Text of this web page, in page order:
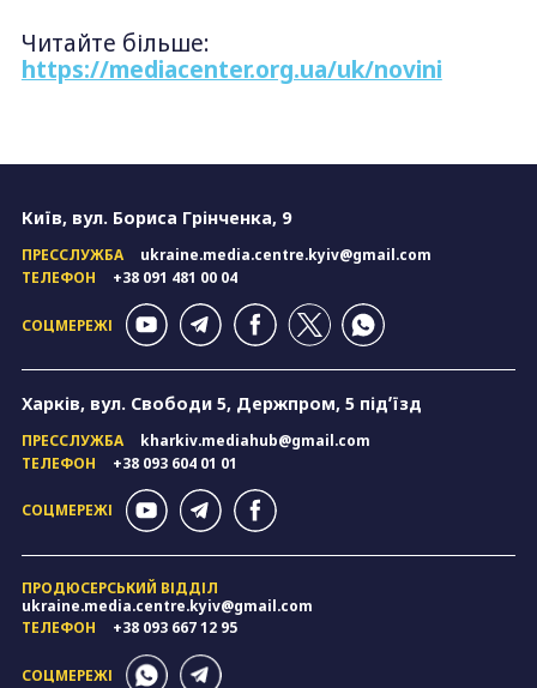
Читайте більше:
https://mediacenter.org.ua/uk/novini
Київ, вул. Бориса Грінченка, 9
ПРЕССЛУЖБА
ukraine.media.centre.kyiv@gmail.com
ТЕЛЕФОН
+38 091 481 00 04
СОЦМЕРЕЖІ
Харків, вул. Свободи 5, Держпром, 5 підʼїзд
ПРЕССЛУЖБА
kharkiv.mediahub@gmail.com
ТЕЛЕФОН
+38 093 604 01 01
СОЦМЕРЕЖІ
ПРОДЮСЕРСЬКИЙ ВІДДІЛ
ukraine.media.centre.kyiv@gmail.com
ТЕЛЕФОН
+38 093 667 12 95
СОЦМЕРЕЖІ